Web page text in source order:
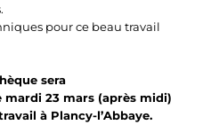
pour ce beau travail
sera
23 mars (après midi)
à Plancy-l’Abbaye.